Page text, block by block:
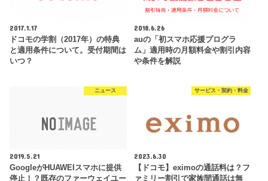
2017.1.17
ドコモの学割（2017年）の特典
と適用条件について。受付期間は
いつ？
2018.6.26
auの「初スマホ応援プログラ
ム」適用時の月額料金や割引内容
や条件を解説
ニュース
2019.5.21
GoogleがHUAWEIスマホに提供
停止！？既存のファーウェイユー
サービス・契約・料金
2023.6.30
【ドコモ】eximoの通話料は？フ
ァミリー割引で家族間通話は無